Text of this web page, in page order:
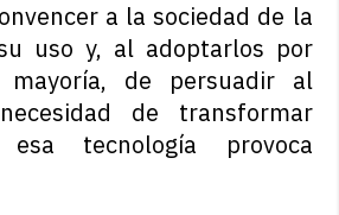
a la sociedad de la
uso y, al adoptarlos por
mayoría, de persuadir al
de transformar
tecnología provoca